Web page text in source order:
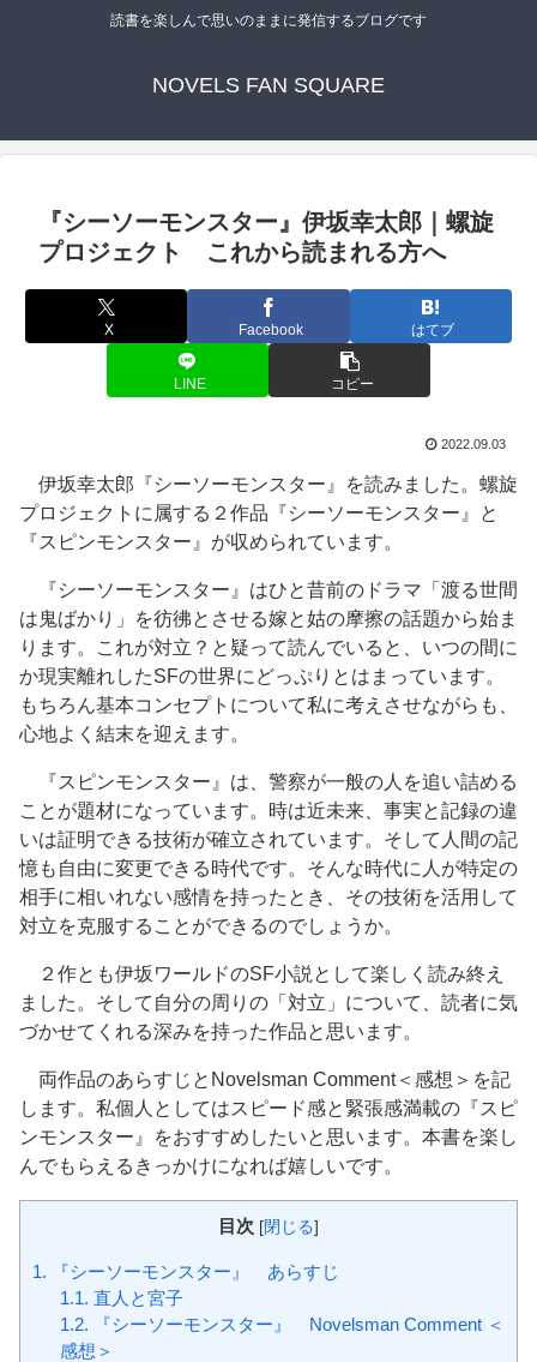
読書を楽しんで思いのままに発信するブログです
NOVELS FAN SQUARE
『シーソーモンスター』伊坂幸太郎｜螺旋
プロジェクト これから読まれる方へ
X Facebook はてブ
LINE コピー
2022.09.03
伊坂幸太郎『シーソーモンスター』を読みました。螺旋
プロジェクトに属する２作品『シーソーモンスター』と
『スピンモンスター』が収められています。
『シーソーモンスター』はひと昔前のドラマ「渡る世間
は鬼ばかり」を彷彿とさせる嫁と姑の摩擦の話題から始ま
ります。これが対立？と疑って読んでいると、いつの間に
か現実離れしたSFの世界にどっぷりとはまっています。
もちろん基本コンセプトについて私に考えさせながらも、
心地よく結末を迎えます。
『スピンモンスター』は、警察が一般の人を追い詰める
ことが題材になっています。時は近未来、事実と記録の違
いは証明できる技術が確立されています。そして人間の記
憶も自由に変更できる時代です。そんな時代に人が特定の
相手に相いれない感情を持ったとき、その技術を活用して
対立を克服することができるのでしょうか。
２作とも伊坂ワールドのSF小説として楽しく読み終え
ました。そして自分の周りの「対立」について、読者に気
づかせてくれる深みを持った作品と思います。
両作品のあらすじとNovelsman Comment＜感想＞を記
します。私個人としてはスピード感と緊張感満載の『スピ
ンモンスター』をおすすめしたいと思います。本書を楽し
んでもらえるきっかけになれば嬉しいです。
目次 [閉じる]
1. 『シーソーモンスター』 あらすじ
1.1. 直人と宮子
1.2. 『シーソーモンスター』 Novelsman Comment ＜
感想＞